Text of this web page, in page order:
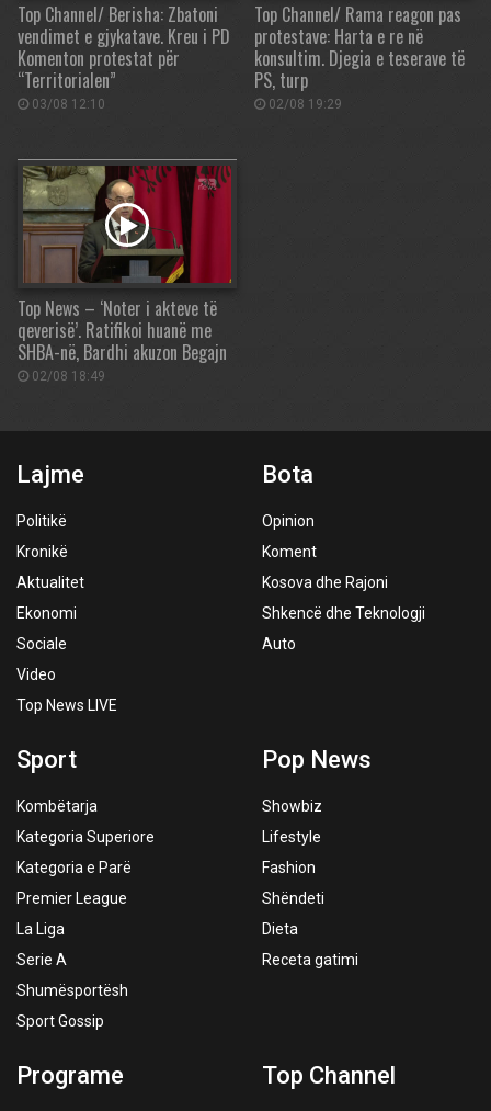
Top Channel/ Berisha: Zbatoni
vendimet e gjykatave. Kreu i PD
Komenton protestat për
“Territorialen”
03/08 12:10
Top Channel/ Rama reagon pas
protestave: Harta e re në
konsultim. Djegia e teserave të
PS, turp
02/08 19:29
Top News – ‘Noter i akteve të
qeverisë’. Ratifikoi huanë me
SHBA-në, Bardhi akuzon Begajn
02/08 18:49
Lajme
Politikë
Kronikë
Aktualitet
Ekonomi
Sociale
Video
Top News LIVE
Bota
Opinion
Koment
Kosova dhe Rajoni
Shkencë dhe Teknologji
Auto
Sport
Kombëtarja
Kategoria Superiore
Kategoria e Parë
Premier League
La Liga
Serie A
Shumësportësh
Sport Gossip
Pop News
Showbiz
Lifestyle
Fashion
Shëndeti
Dieta
Receta gatimi
Programe Top Channel